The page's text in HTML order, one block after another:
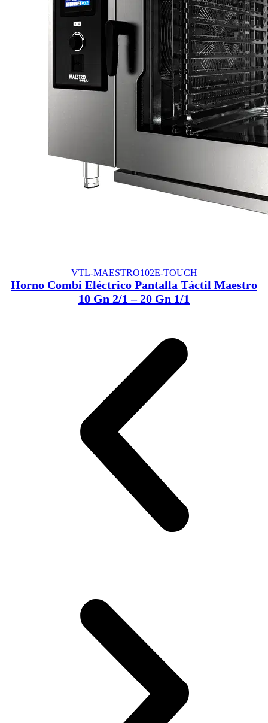
VTL-MAESTRO102E-TOUCH
Horno Combi Eléctrico Pantalla Táctil Maestro
10 Gn 2/1 – 20 Gn 1/1